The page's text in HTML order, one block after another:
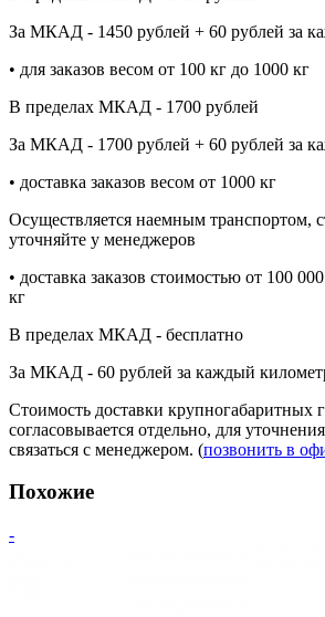
За МКАД - 1450 рублей + 60 рублей за
• для заказов весом от 100 кг до 1000 кг
В пределах МКАД - 1700 рублей
За МКАД - 1700 рублей + 60 рублей за
• доставка заказов весом от 1000 кг
Осуществляется наемным транспортом,
уточняйте у менеджеров
• доставка заказов стоимостью от 100
кг
В пределах МКАД - бесплатно
За МКАД - 60 рублей за каждый
Стоимость доставки крупногабаритных
согласовывается отдельно, для
связаться с менеджером. (позвонить в
Похожие
-